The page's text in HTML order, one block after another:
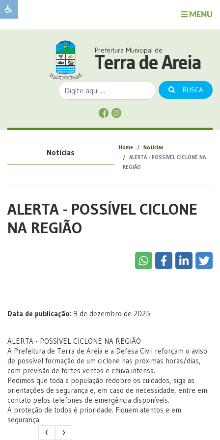
MENU
Sobre
Sobre
Prefeitura Municipal de
Terra de Areia
BUSCA
Notícias Home
Notícias
ALERTA - POSSÍVEL CICLONE NA
REGIÃO
ALERTA - POSSÍVEL CICLONE
NA REGIÃO
Data de publicação: 9 de dezembro de 2025
ALERTA - POSSÍVEL CICLONE NA REGIÃO
A Prefeitura de Terra de Areia e a Defesa Civil reforçam o aviso
de possível formação de um ciclone nas próximas horas/dias,
com previsão de fortes ventos e chuva intensa.
Pedimos que toda a população redobre os cuidados, siga as
orientações de segurança e, em caso de necessidade, entre em
contato pelos telefones de emergência disponíveis.
A proteção de todos é prioridade. Fiquem atentos e em
segurança.
‹ ›